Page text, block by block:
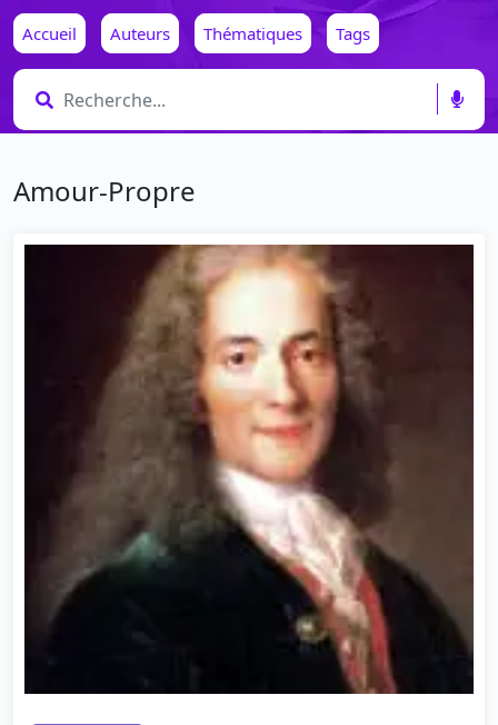
Accueil Auteurs Thématiques Tags
Amour-Propre